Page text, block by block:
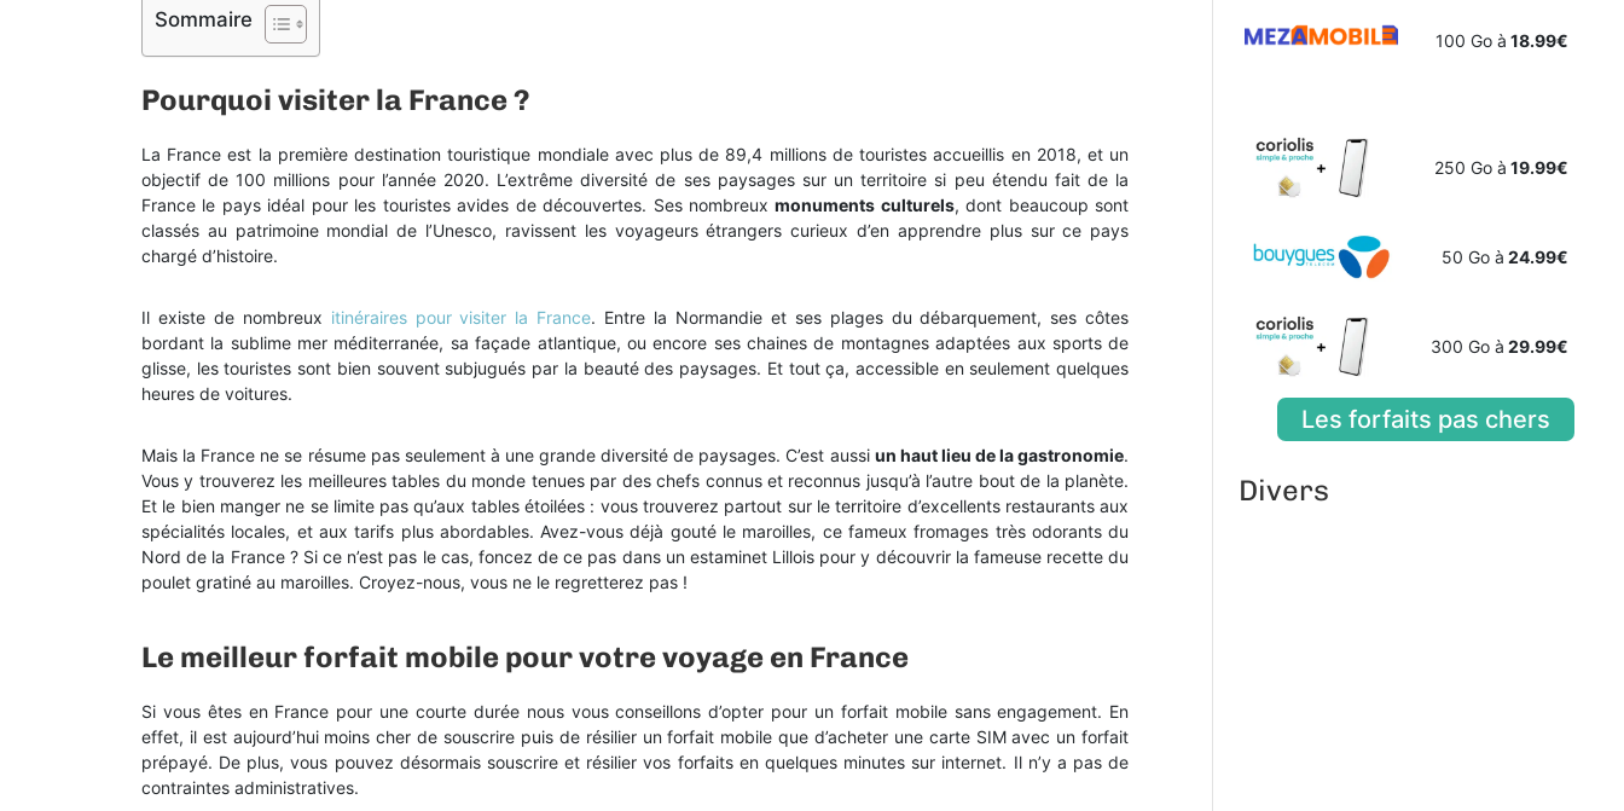
Sommaire
Pourquoi visiter la France ?
La France est la première destination touristique mondiale avec plus de 89,4 millions de touristes accueillis en 2018, et un
objectif de 100 millions pour l’année 2020. L’extrême diversité de ses paysages sur un territoire si peu étendu fait de la
France le pays idéal pour les touristes avides de découvertes. Ses nombreuxmonuments culturels, dont beaucoup sont
classés au patrimoine mondial de l’Unesco, ravissent les voyageurs étrangers curieux d’en apprendre plus sur ce pays
chargé d’histoire.
Il existe de nombreux itinéraires pour visiter la France. Entre la Normandie et ses plages du débarquement, ses côtes
bordant la sublime mer méditerranée, sa façade atlantique, ou encore ses chaines de montagnes adaptées aux sports de
glisse, les touristes sont bien souvent subjugués par la beauté des paysages. Et tout ça, accessible en seulement quelques
heures de voitures.
Mais la France ne se résume pas seulement à une grande diversité de paysages. C’est aussi un haut lieu de la gastronomie.
Vous y trouverez les meilleures tables du monde tenues par des chefs connus et reconnus jusqu’à l’autre bout de la planète.
Et le bien manger ne se limite pas qu’aux tables étoilées : vous trouverez partout sur le territoire d’excellents restaurants aux
spécialités locales, et aux tarifs plus abordables. Avez-vous déjà gouté le maroilles, ce fameux fromages très odorants du
Nord de la France ? Si ce n’est pas le cas, foncez de ce pas dans un estaminet Lillois pour y découvrir la fameuse recette du
poulet gratiné au maroilles. Croyez-nous, vous ne le regretterez pas !
Le meilleur forfait mobile pour votre voyage en France
Si vous êtes en France pour une courte durée nous vous conseillons d’opter pour un forfait mobile sans engagement. En
effet, il est aujourd’hui moins cher de souscrire puis de résilier un forfait mobile que d’acheter une carte SIM avec un forfait
prépayé. De plus, vous pouvez désormais souscrire et résilier vos forfaits en quelques minutes sur internet. Il n’y a pas de
contraintes administratives.
100 Go à 18.99€
250 Go à 19.99€
50 Go à 24.99€
300 Go à 29.99€
Les forfaits pas chers
Divers